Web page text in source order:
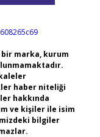
marka, kurum
haber niteliği
hakkında
ve kişiler ile isim
bilgiler